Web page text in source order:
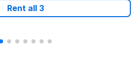
Rent all 3